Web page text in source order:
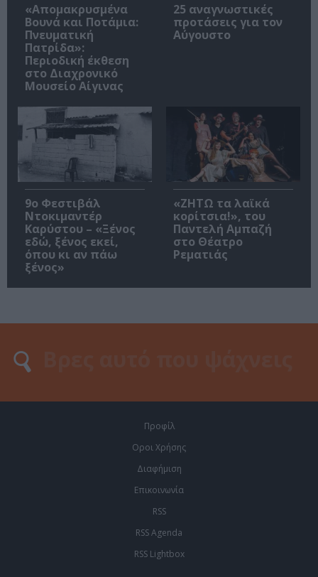
«Απομακρυσμένα
Βουνά και Ποτάμια:
Πνευματική
Πατρίδα»:
Περιοδική έκθεση
στο Διαχρονικό
Μουσείο Αίγινας
25 αναγνωστικές
προτάσεις για τον
Αύγουστο
9ο Φεστιβάλ
Ντοκιμαντέρ
Καρύστου – «Ξένος
εδώ, ξένος εκεί,
όπου κι αν πάω
ξένος»
«ΖΗΤΩ τα λαϊκά
κορίτσια!», του
Παντελή Αμπαζή
στο Θέατρο
Ρεματιάς
Προφίλ
Οροι Χρήσης
Διαφήμιση
Επικοινωνία
RSS
RSS Agenda
RSS Lightbox